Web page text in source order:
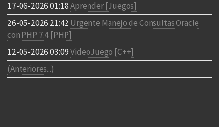
17-06-2026 01:18Aprender [Juegos]
26-05-2026 21:42 Urgente Manejo de Consultas Oracle
con PHP 7.4 [PHP]
12-05-2026 03:09VideoJuego [C++]
(Anteriores...)